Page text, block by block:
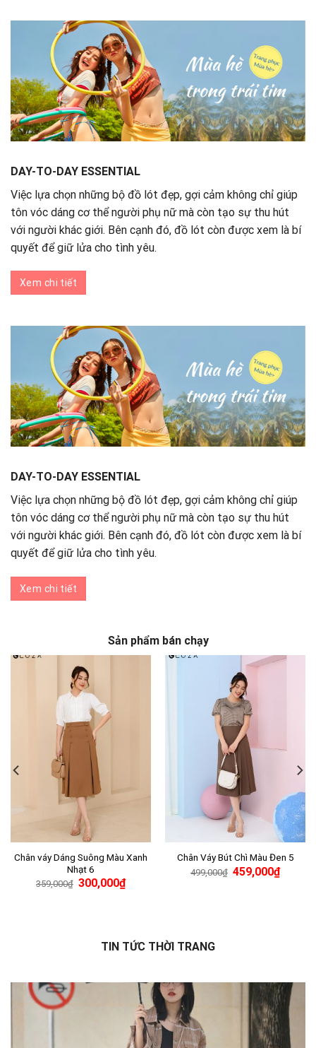
DAY-TO-DAY ESSENTIAL
Việc lựa chọn những bộ đồ lót đẹp, gợi cảm không chỉ giúp
tôn vóc dáng cơ thể người phụ nữ mà còn tạo sự thu hút
với người khác giới. Bên cạnh đó, đồ lót còn được xem là bí
quyết để giữ lửa cho tình yêu.
Xem chi tiết
DAY-TO-DAY ESSENTIAL
Việc lựa chọn những bộ đồ lót đẹp, gợi cảm không chỉ giúp
tôn vóc dáng cơ thể người phụ nữ mà còn tạo sự thu hút
với người khác giới. Bên cạnh đó, đồ lót còn được xem là bí
quyết để giữ lửa cho tình yêu.
Xem chi tiết
Sản phẩm bán chạy
Chân váy Dáng Suông Màu Xanh
Nhạt 6
359,000₫ 300,000₫
Chân Váy Bút Chì Màu Đen 5
499,000₫ 459,000₫
TIN TỨC THỜI TRANG